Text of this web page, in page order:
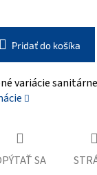
Pridať do košíka
variácie
SA